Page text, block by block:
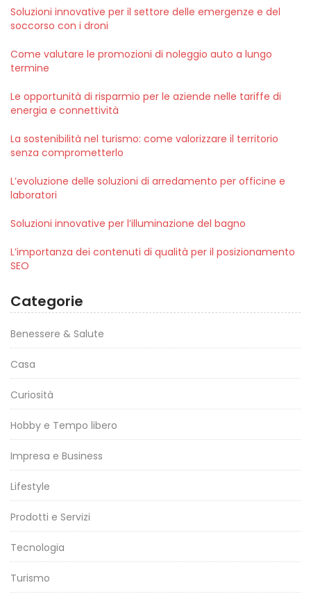
Soluzioni innovative per il settore delle emergenze e del
soccorso con i droni
Come valutare le promozioni di noleggio auto a lungo
termine
Le opportunità di risparmio per le aziende nelle tariffe di
energia e connettività
La sostenibilità nel turismo: come valorizzare il territorio
senza comprometterlo
L’evoluzione delle soluzioni di arredamento per officine e
laboratori
Soluzioni innovative per l’illuminazione del bagno
L’importanza dei contenuti di qualità per il posizionamento
SEO
Categorie
Benessere & Salute
Casa
Curiosità
Hobby e Tempo libero
Impresa e Business
Lifestyle
Prodotti e Servizi
Tecnologia
Turismo